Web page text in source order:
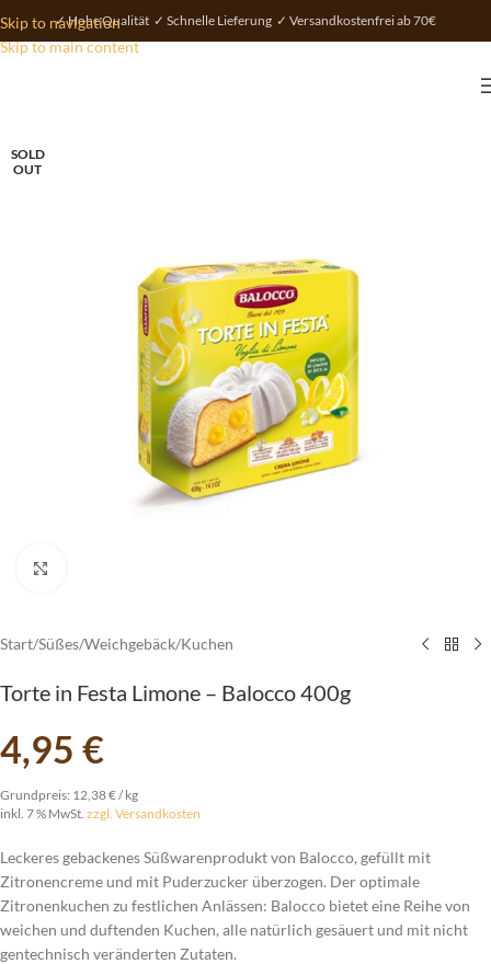
Skip to navigation
Skip to main content
✓ Hohe Qualität ✓ Schnelle Lieferung ✓ Versandkostenfrei ab 70€
SOLD
OUT
Start/Süßes/Weichgebäck/Kuchen
Torte in Festa Limone – Balocco 400g
4,95 €
Grundpreis: 12,38€/kg
inkl. 7 % MwSt. zzgl. Versandkosten
Leckeres gebackenes Süßwarenprodukt von Balocco, gefüllt mit
Zitronencreme und mit Puderzucker überzogen. Der optimale
Zitronenkuchen zu festlichen Anlässen: Balocco bietet eine Reihe von
weichen und duftenden Kuchen, alle natürlich gesäuert und mit nicht
gentechnisch veränderten Zutaten.